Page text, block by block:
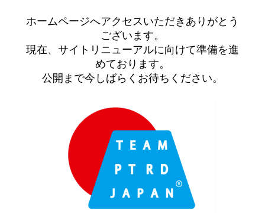
ホームページへアクセスいただきありがとう
ございます。
現在、サイトリニューアルに向けて準備を進
めております。
公開まで今しばらくお待ちください。